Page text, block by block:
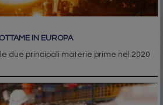
IN EUROPA
due principali materie prime nel 2020